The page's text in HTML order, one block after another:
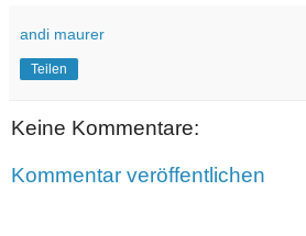
andi maurer
Teilen
Keine Kommentare:
Kommentar veröffentlichen